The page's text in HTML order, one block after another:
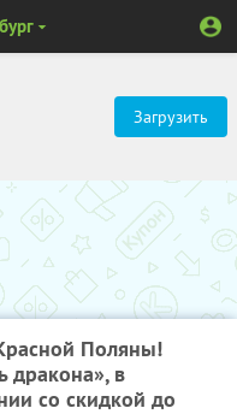
Загрузить
Поляны!
дракона», в
со скидкой до